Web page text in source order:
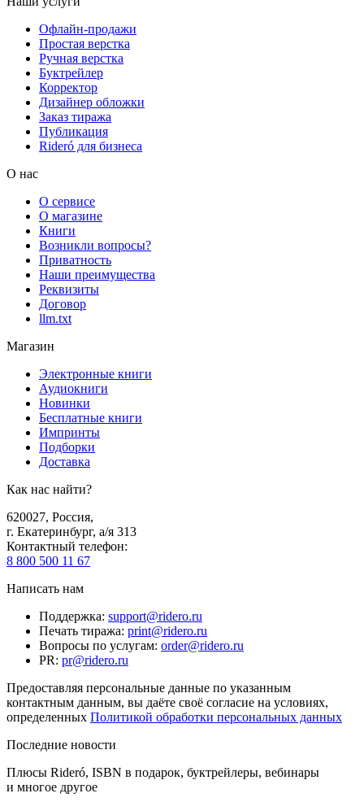
Офлайн-продажи
Простая верстка
Ручная верстка
Буктрейлер
Корректор
Дизайнер обложки
Заказ тиража
Публикация
Rideró для бизнеса
О нас
О сервисе
О магазине
Книги
Возникли вопросы?
Приватность
Наши преимущества
Реквизиты
Договор
llm.txt
Магазин
Электронные книги
Аудиокниги
Новинки
Бесплатные книги
Импринты
Подборки
Доставка
Как нас найти?
620027, Россия,
г. Екатеринбург, а/я 313
Контактный телефон:
8 800 500 11 67
Написать нам
Поддержка: support@ridero.ru
Печать тиража: print@ridero.ru
Вопросы по услугам: order@ridero.ru
PR: pr@ridero.ru
Предоставляя персональные данные по указанным
контактным данным, вы даёте своё согласие на условиях,
определенных Политикой обработки персональных данных
Последние новости
Плюсы Rideró, ISBN в подарок, буктрейлеры, вебинары
и многое другое